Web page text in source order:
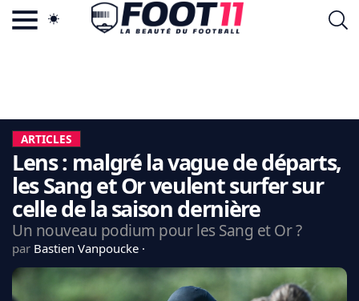
LA CHARTE
VIE PRIVÉE
CGU
CONTACTEZ-NOUS
CDM 2026
ARTICLES
Lens : malgré la vague de départs,
les Sang et Or veulent surfer sur
celle de la saison dernière
Un nouveau podium pour les Sang et Or ?
par Bastien Vanpoucke